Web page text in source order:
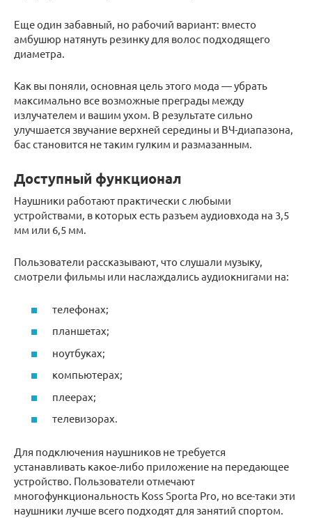
Еще один забавный, но рабочий вариант: вместо
амбушюр натянуть резинку для волос подходящего
диаметра.
Как вы поняли, основная цель этого мода — убрать
максимально все возможные преграды между
излучателем и вашим ухом. В результате сильно
улучшается звучание верхней середины и ВЧ-диапазона,
бас становится не таким гулким и размазанным.
Доступный функционал
Наушники работают практически с любыми
устройствами, в которых есть разъем аудиовхода на 3,5
мм или 6,5 мм.
Пользователи рассказывают, что слушали музыку,
смотрели фильмы или наслаждались аудиокнигами на:
телефонах;
планшетах;
ноутбуках;
компьютерах;
плеерах;
телевизорах.
Для подключения наушников не требуется
устанавливать какое-либо приложение на передающее
устройство. Пользователи отмечают
многофункциональность Koss Sporta Pro, но все-таки эти
наушники лучше всего подходят для занятий спортом.